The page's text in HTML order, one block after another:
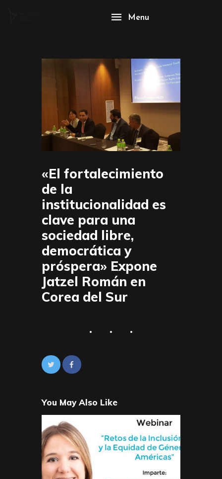
Menu
«El fortalecimiento
de la
institucionalidad es
clave para una
sociedad libre,
democrática y
próspera» Expone
Jatzel Román en
Corea del Sur
You May Also Like